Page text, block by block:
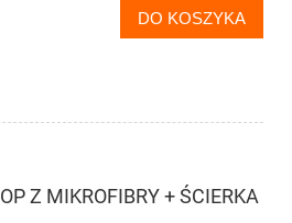
DO KOSZYKA
Z MIKROFIBRY + ŚCIERKA